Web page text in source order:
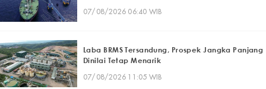
07/08/2026 06:40 WIB
Laba BRMS Tersandung, Prospek Jangka Panjang
Dinilai Tetap Menarik
07/08/2026 11:05 WIB